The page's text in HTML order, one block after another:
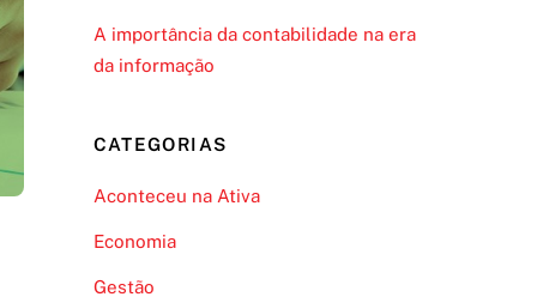
A importância da contabilidade na era
da informação
CATEGORIAS
Aconteceu na Ativa
Economia
Gestão